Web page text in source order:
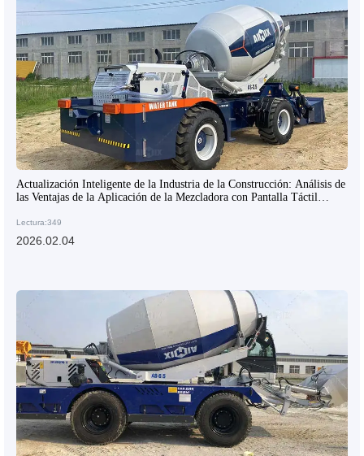
Actualización Inteligente de la Industria de la Construcción: Análisis de
las Ventajas de la Aplicación de la Mezcladora con Pantalla Táctil
Lectura:349
2026.02.04